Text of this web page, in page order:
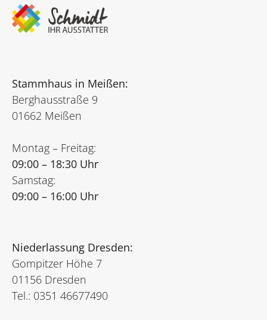
Stammhaus in Meißen:
Berghausstraße 9
01662 Meißen
Montag – Freitag:
09:00 – 18:30 Uhr
Samstag:
09:00 – 16:00 Uhr
Niederlassung Dresden:
Gompitzer Höhe 7
01156 Dresden
Tel.: 0351 46677490